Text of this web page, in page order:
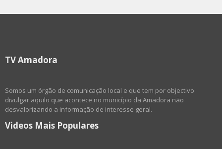
TV Amadora
Somos um órgão de comunicação local e que tem por objectivo
divulgar aquilo que acontece no município da Amadora não
desvalorizando a informação de interesse geral.
Videos Mais Populares